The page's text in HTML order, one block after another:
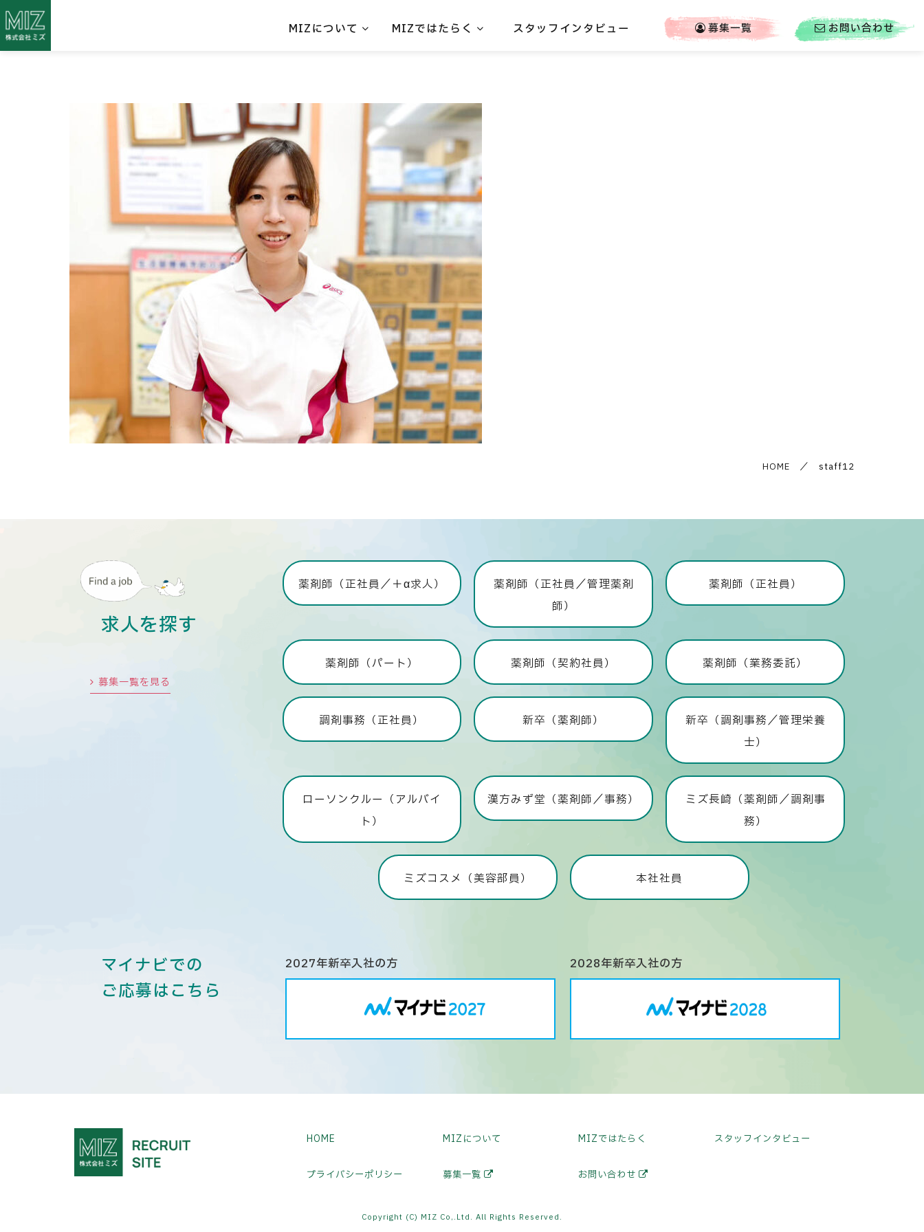
MIZについて
arrow_forward 法人概要
MIZではたらく
数字で知るMIZ
スタッフインタビュー 募集一覧 お問い合わせ
HOME ／ staff12
求人を探す
募集一覧を見る
薬剤師（正社員／＋α求人）
薬剤師（正社員／管理薬剤
師）
薬剤師（正社員）
薬剤師（パート） 薬剤師（契約社員） 薬剤師（業務委託）
調剤事務（正社員） 新卒（薬剤師）
新卒（調剤事務／管理栄養
士）
ローソンクルー（アルバイ
ト）
漢方みず堂（薬剤師／事務）
ミズ長崎（薬剤師／調剤事
務）
ミズコスメ（美容部員） 本社社員
マイナビでの
ご応募はこちら
2027年新卒入社の方 2028年新卒入社の方
HOME MIZについて MIZではたらく スタッフインタビュー
プライバシーポリシー 募集一覧 お問い合わせ
Copyright (C) MIZ Co,.Ltd. All Rights Reserved.